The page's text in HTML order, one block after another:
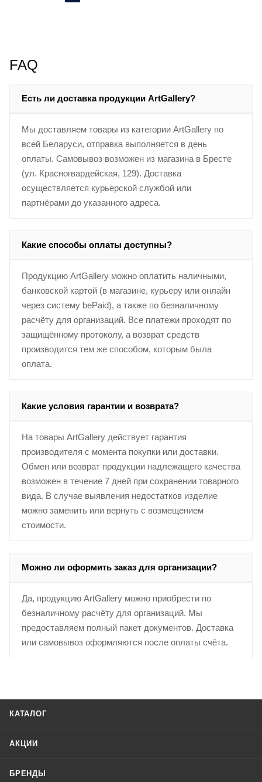
FAQ
Есть ли доставка продукции ArtGallery?
Мы доставляем товары из категории ArtGallery по
всей Беларуси, отправка выполняется в день
оплаты. Самовывоз возможен из магазина в Бресте
(ул. Красногвардейская, 129). Доставка
осуществляется курьерской службой или
партнёрами до указанного адреса.
Какие способы оплаты доступны?
Продукцию ArtGallery можно оплатить наличными,
банковской картой (в магазине, курьеру или онлайн
через систему bePaid), а также по безналичному
расчёту для организаций. Все платежи проходят по
защищённому протоколу, а возврат средств
производится тем же способом, которым была
оплата.
Какие условия гарантии и возврата?
На товары ArtGallery действует гарантия
производителя с момента покупки или доставки.
Обмен или возврат продукции надлежащего качества
возможен в течение 7 дней при сохранении товарного
вида. В случае выявления недостатков изделие
можно заменить или вернуть с возмещением
стоимости.
Можно ли оформить заказ для организации?
Да, продукцию ArtGallery можно приобрести по
безналичному расчёту для организаций. Мы
предоставляем полный пакет документов. Доставка
или самовывоз оформляются после оплаты счёта.
КАТАЛОГ
АКЦИИ
БРЕНДЫ